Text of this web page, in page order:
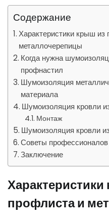
Содержание
Характеристики крыш из
металлочерепицы
Когда нужна
профнастил
Шумоизоляция
материала
Шумоизоляция кровли
Монтаж
Шумоизоляция кровли
Советы профессионалов
Заключение
профлиста и